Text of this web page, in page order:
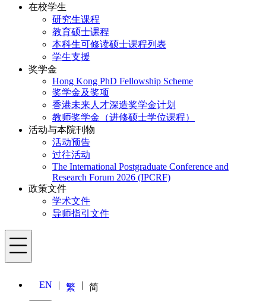
在校学生
研究生课程
教育硕士课程
本科生可修读硕士课程列表
学生支援
奖学金
Hong Kong PhD Fellowship Scheme
奖学金及奖项
香港未来人才深造奖学金计划
教师奖学金（进修硕士学位课程）
活动与本院刊物
活动预告
过往活动
The International Postgraduate Conference and
Research Forum 2026 (IPCRF)
政策文件
学术文件
导师指引文件
Menu
EN 繁 简